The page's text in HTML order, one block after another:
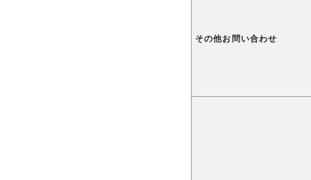
その他お問い合わせ